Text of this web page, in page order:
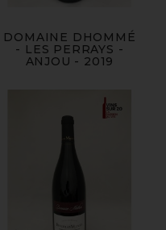
DOMAINE DHOMMÉ
- LES PERRAYS -
ANJOU - 2019